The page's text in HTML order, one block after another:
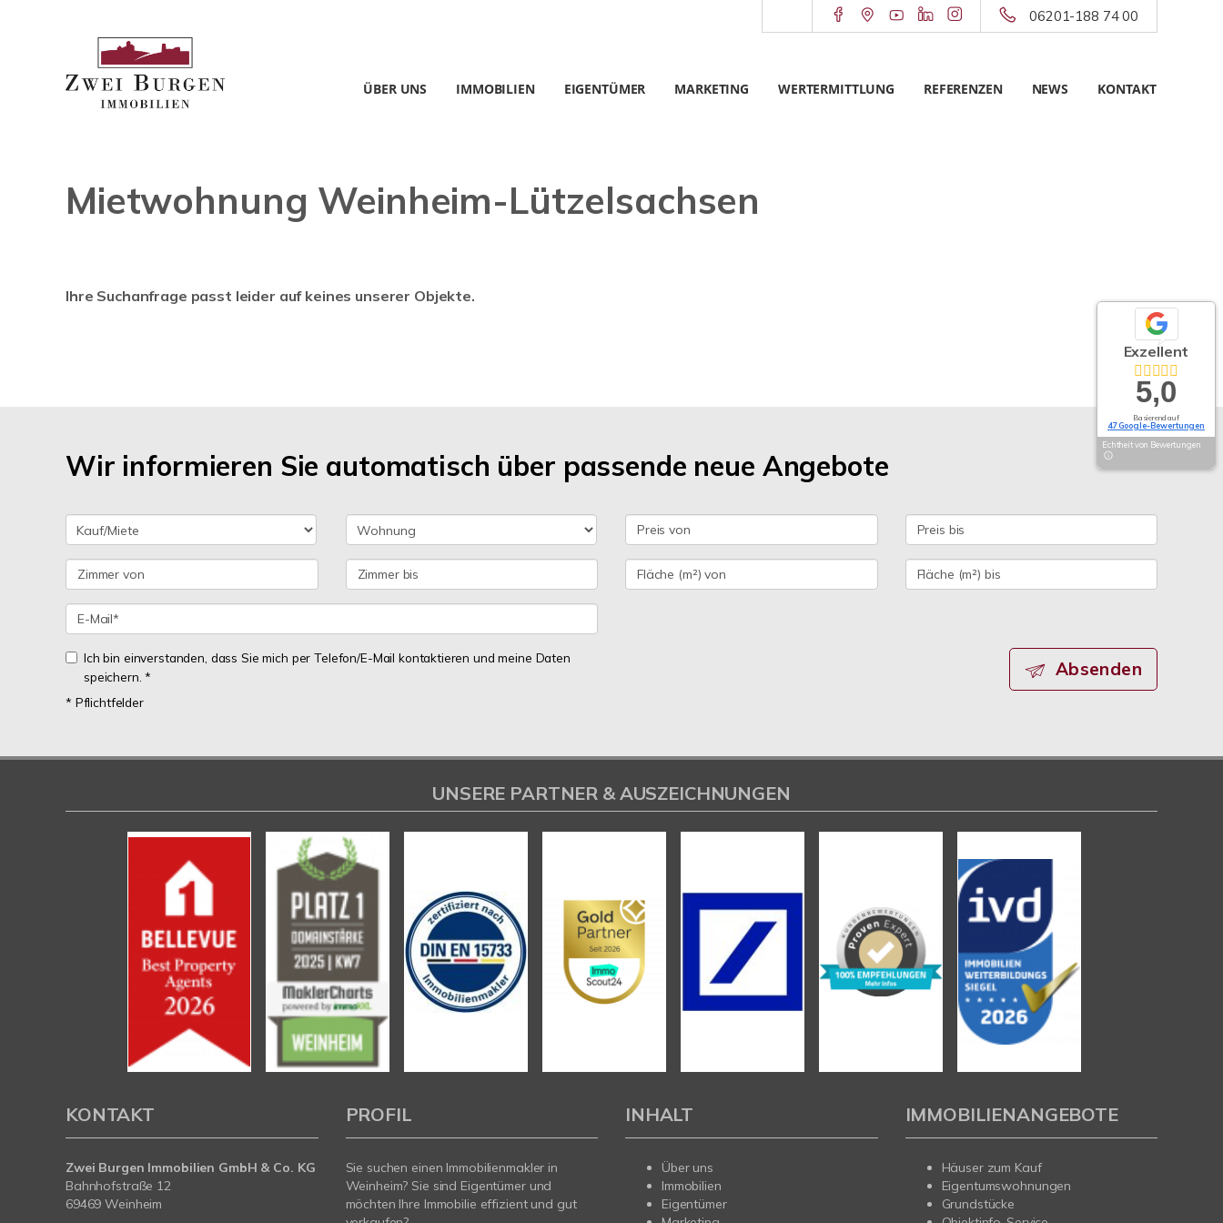
06201-188 74 00
ÜBER UNS IMMOBILIEN EIGENTÜMER MARKETING WERTERMITTLUNG REFERENZEN NEWS KONTAKT
Mietwohnung Weinheim-Lützelsachsen
Ihre Suchanfrage passt leider auf keines unserer Objekte.
Wir informieren Sie automatisch über passende neue Angebote
Ich bin einverstanden, dass Sie mich per Telefon/E-Mail kontaktieren und meine Daten
speichern. *
* Pflichtfelder
Absenden
Exzellent
5,0
Basierend auf
47 Google-Bewertungen
Echtheit von Bewertungen
UNSERE PARTNER & AUSZEICHNUNGEN
KONTAKT
Zwei Burgen Immobilien GmbH & Co. KG
Bahnhofstraße 12
69469 Weinheim
PROFIL
Sie suchen einen Immobilienmakler in
Weinheim? Sie sind Eigentümer und
möchten Ihre Immobilie effizient und gut
INHALT
Über uns
Immobilien
Eigentümer
IMMOBILIENANGEBOTE
Häuser zum Kauf
Eigentumswohnungen
Grundstücke